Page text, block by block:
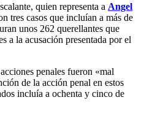
quien representa a Angel
tres casos que incluían a más de
unos 262 querellantes que
a la acusación presentada por el
penales fueron «mal
de la acción penal en estos
incluía a ochenta y cinco de